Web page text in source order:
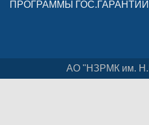
ПРОГРАММЫ ГОС.ГАРАНТИЙ
АО "НЗРМК им.